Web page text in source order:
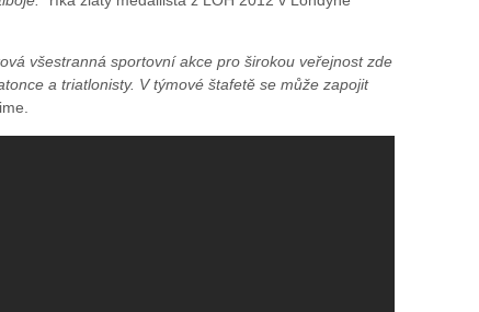
všestranná sportovní akce pro širokou veřejnost zde
a triatlonisty. V týmové štafetě se může zapojit